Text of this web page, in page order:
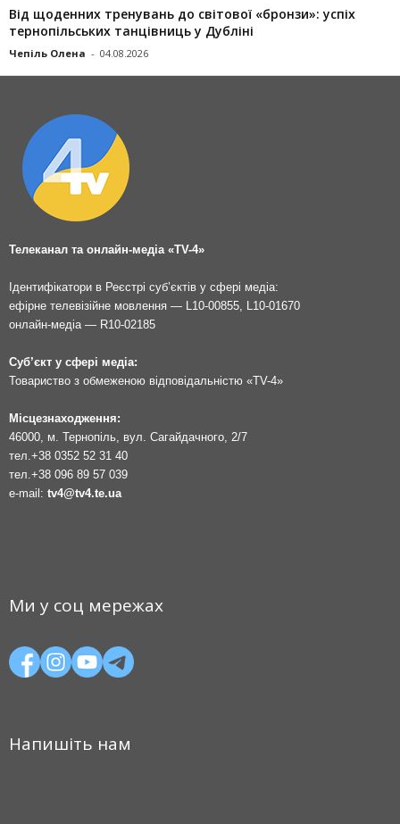
Від щоденних тренувань до світової «бронзи»: успіх
тернопільських танцівниць у Дубліні
Чепіль Олена - 04.08.2026
Телеканал та онлайн-медіа «TV-4»
Ідентифікатори в Реєстрі суб’єктів у сфері медіа:
ефірне телевізійне мовлення — L10-00855, L10-01670
онлайн-медіа — R10-02185
Суб’єкт у сфері медіа:
Товариство з обмеженою відповідальністю «TV-4»
Місцезнаходження:
46000, м. Тернопіль, вул. Сагайдачного, 2/7
тел.+38 0352 52 31 40
тел.+38 096 89 57 039
e-mail: tv4@tv4.te.ua
Ми у соц мережах
Напишіть нам